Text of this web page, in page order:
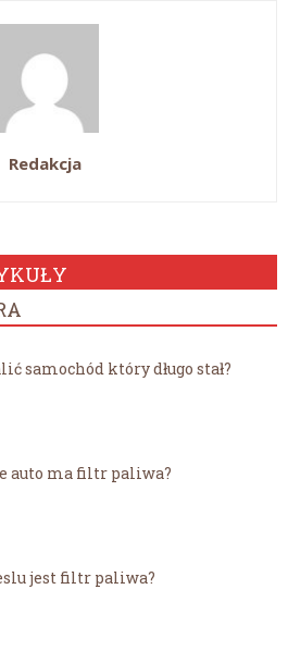
Redakcja
samochód który długo stał?
auto ma filtr paliwa?
jest filtr paliwa?